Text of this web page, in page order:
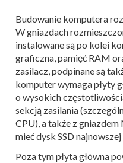
Budowanie komputera
W gniazdach
instalowane są po kolei
graficzna, pamięć RAM
zasilacz, podpinane są
komputer wymaga płyty
o wysokich
sekcją zasilania
CPU), a także z
mieć dysk SSD
Poza tym płyta główna